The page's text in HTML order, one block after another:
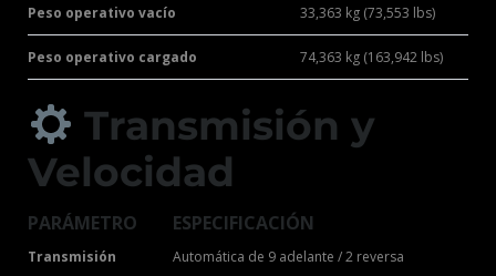
Peso operativo vacío 33,363 kg (73,553 lbs)
Peso operativo cargado 74,363 kg (163,942 lbs)
Transmisión y
Velocidad
PARÁMETRO ESPECIFICACIÓN
Transmisión Automática de 9 adelante / 2 reversa